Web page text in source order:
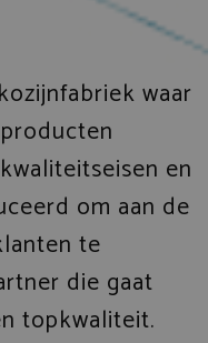
waar
en
om aan de
te
die gaat
topkwaliteit.